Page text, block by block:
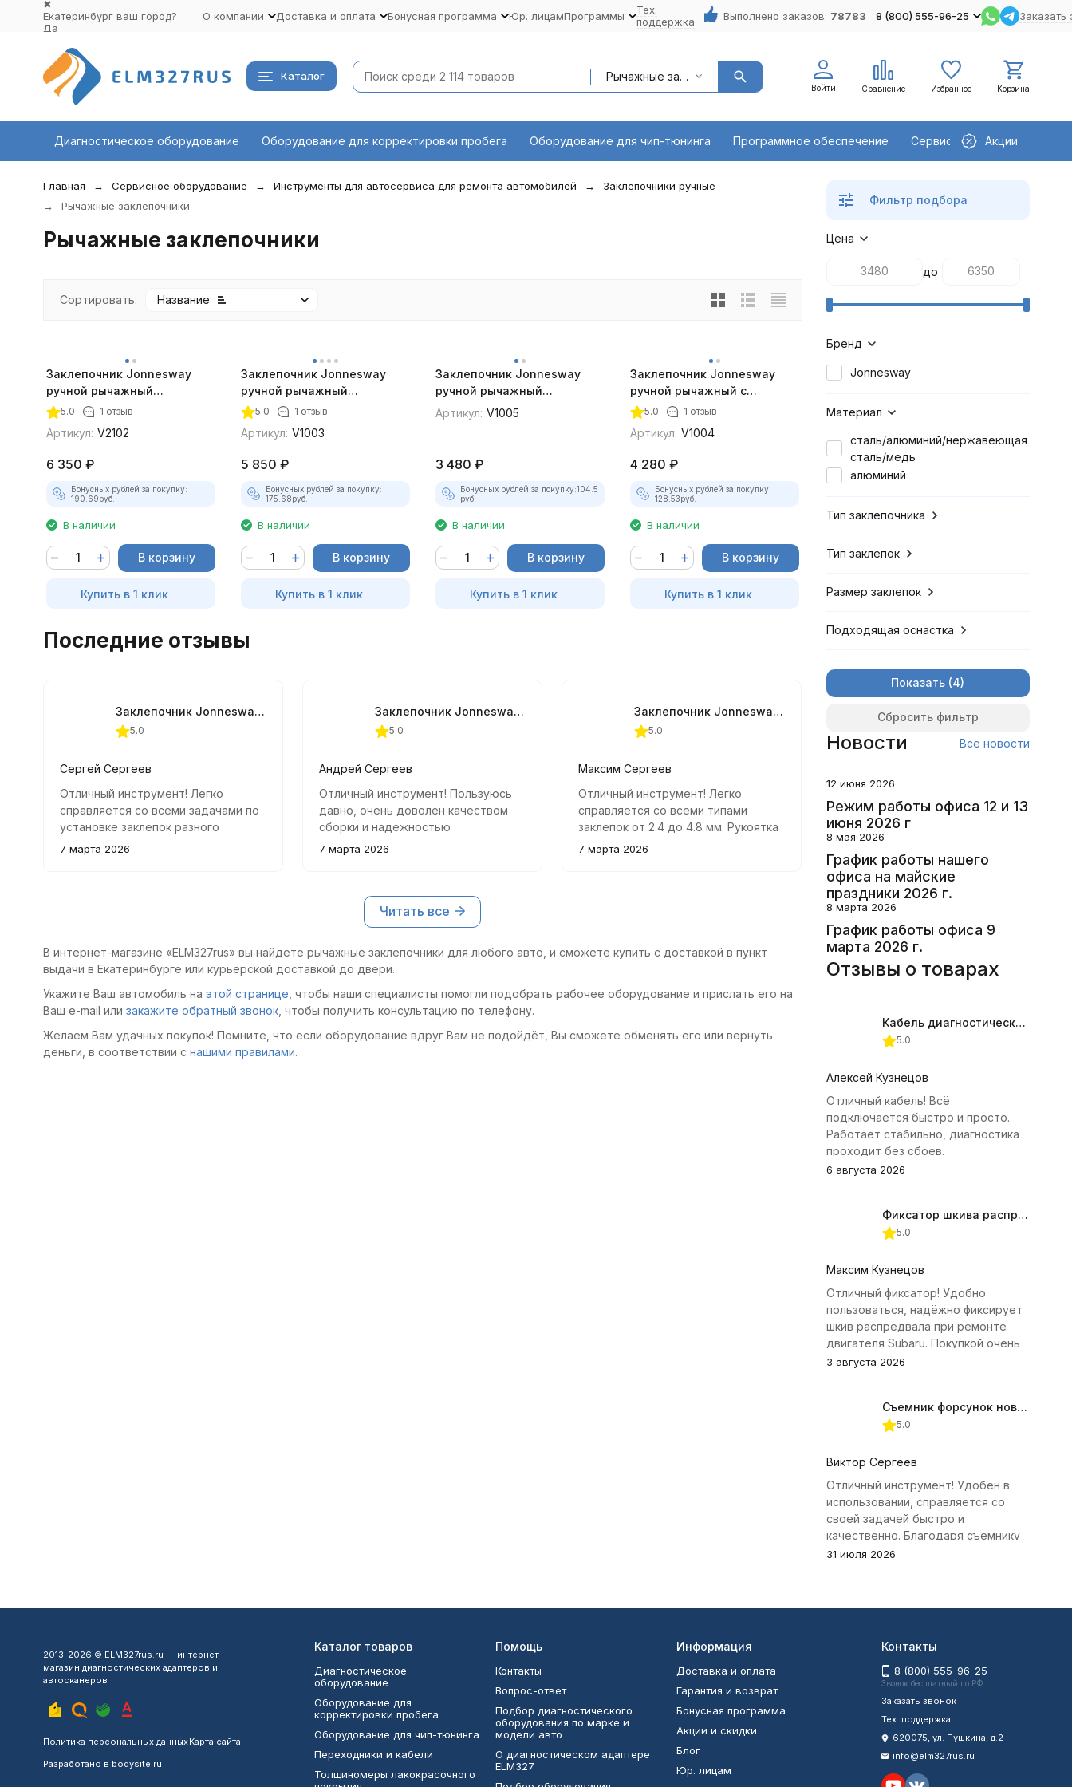
✖
Екатеринбург ваш город?
Да
О компании Доставка и оплата Бонусная программа Юр. лицамПрограммы
Тех.
поддержка
Выполнено заказов: 78783 8 (800) 555-96-25 Заказать
Каталог Рычажные заклепочники
Войти Сравнение Избранное Корзина
Диагностическое оборудование Оборудование для корректировки пробега Оборудование для чип-тюнинга Программное обеспечение Сервисное оборудование
Акции
Главная Сервисное оборудование Инструменты для автосервиса для ремонта автомобилей
Заклёпочники ручные
Рычажные заклепочники
Рычажные заклепочники
Сортировать: Название
покупателей
Заклепочник Jonnesway
ручной рычажный
усиленный, 3.2 - 6.4 мм
5.0 1 отзыв
Артикул: V2102
6 350 ₽
Бонусных рублей за покупку:
190.69руб.
В наличии
В корзину
Купить в 1 клик
Заклепочник Jonnesway
ручной рычажный
усиленный, 3.2 - 6.4 мм
5.0 1 отзыв
Артикул: V1003
5 850 ₽
Бонусных рублей за покупку:
175.68руб.
В наличии
В корзину
Купить в 1 клик
Заклепочник Jonnesway
ручной рычажный
двусторонний, 2.4 - 4.8 мм
Артикул: V1005
3 480 ₽
Бонусных рублей за покупку:104.5
руб.
В наличии
В корзину
Купить в 1 клик
Заклепочник Jonnesway
ручной рычажный с
поворот. головкой, 2.4 - 4.8
5.0 1 отзыв
Артикул: V1004
4 280 ₽
Бонусных рублей за покупку:
128.53руб.
В наличии
В корзину
Купить в 1 клик
Последние отзывы
Заклепочник Jonnesway ручной рычажный усиленный, 3.2 - 6.4 мм
5.0
Сергей Сергеев
Отличный инструмент! Легко
справляется со всеми задачами по
установке заклепок разного
диаметра. Удобно лежит в руке
7 марта 2026
Заклепочник Jonnesway ручной рычажный усиленный, 3.2 - 6.4 мм
5.0
Андрей Сергеев
Отличный инструмент! Пользуюсь
давно, очень доволен качеством
сборки и надежностью
конструкции. Удобно лежит в руке,
7 марта 2026
Заклепочник Jonnesway ручной рычажный с поворот. головкой, 2.4 - 4.8 мм
5.0
Максим Сергеев
Отличный инструмент! Легко
справляется со всеми типами
заклепок от 2.4 до 4.8 мм. Рукоятка
удобная, работать комфортно даже
7 марта 2026
Читать все
В интернет-магазине «ELM327rus» вы найдете рычажные заклепочники для любого авто, и сможете купить с доставкой в пункт
выдачи в Екатеринбурге или курьерской доставкой до двери.
Укажите Ваш автомобиль на этой странице , чтобы наши специалисты помогли подобрать рабочее оборудование и прислать его на
Ваш e-mail или закажите обратный звонок, чтобы получить консультацию по телефону.
Желаем Вам удачных покупок! Помните, что если оборудование вдруг Вам не подойдёт, Вы сможете обменять его или вернуть
деньги, в соответствии с нашими правилами.
Фильтр подбора
Цена
до
Бренд
Jonnesway
Материал
сталь/алюминий/нержавеющая
сталь/медь
алюминий
Тип заклепочника
Тип заклепок
Размер заклепок
Подходящая оснастка
Показать
Сбросить фильтр
Новости Все новости
12 июня 2026
Режим работы офиса 12 и 13
июня 2026 г
8 мая 2026
График работы нашего
офиса на майские
праздники 2026 г.
8 марта 2026
График работы офиса 9
марта 2026 г.
Отзывы о товарах
Кабель диагностический ГАЗ 24 для АВТОАС
5.0
Алексей Кузнецов
Отличный кабель! Всё
подключается быстро и просто.
Работает стабильно, диагностика
проходит без сбоев.
6 августа 2026
Фиксатор шкива распредвала (Subaru) JTC-4409
5.0
Максим Кузнецов
Отличный фиксатор! Удобно
пользоваться, надёжно фиксирует
шкив распредвала при ремонте
двигателя Subaru. Покупкой очень
доволен.
3 августа 2026
Съемник форсунок новых дизельных двигателей Jonnesway
5.0
Виктор Сергеев
Отличный инструмент! Удобен в
использовании, справляется со
своей задачей быстро и
качественно. Благодаря съемнику
удалось избежать лишних хлопот с
31 июля 2026
2013-2026 © ELM327rus.ru — интернет-
магазин диагностических адаптеров и
автосканеров
Политика персональных данныхКарта сайта
Разработано в bodysite.ru
Каталог товаров
Диагностическое
оборудование
Оборудование для
корректировки пробега
Оборудование для чип-тюнинга
Переходники и кабели
Толщиномеры лакокрасочного
Помощь
Контакты
Вопрос-ответ
Подбор диагностического
оборудования по марке и
модели авто
О диагностическом адаптере
ELM327
Информация
Доставка и оплата
Гарантия и возврат
Бонусная программа
Акции и скидки
Блог
Юр. лицам
Контакты
8 (800) 555-96-25
Звонок бесплатный по РФ
Заказать звонок
Тех. поддержка
620075, ул. Пушкина, д.2
info@elm327rus.ru